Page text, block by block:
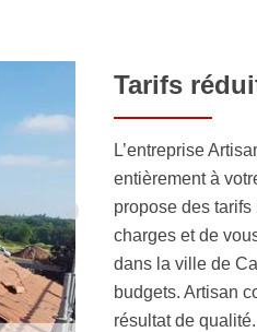
Tarifs
L’entreprise
entièrement à
propose des
charges et de
dans la ville de
budgets. Artisan
résultat de qualité.